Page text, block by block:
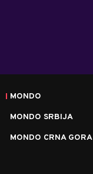
MONDO
MONDO SRBIJA
MONDO CRNA GORA